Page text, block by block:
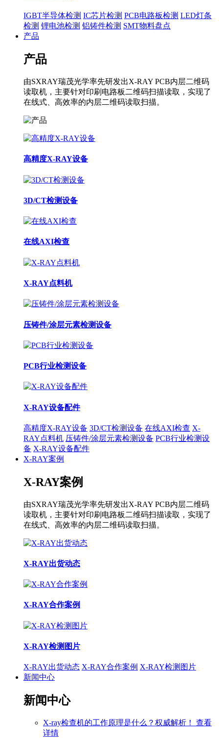
IGBT半导体检测 IC芯片检测 PCB电路板检测 LED灯条
检测 锂电池检测 铝铸件检测 SMT物料盘点
产品
产品
由SXRAY瑞茂光学率先研发出X-RAY PCB内层二维码
读取机，主要针对印刷电路板二维码扫描读取，实现了
在线式、高效率的内层二维码读取扫描。
高精度X-RAY设备
3D/CT检测设备
在线AXI检查
X-RAY点料机
压铸件/涂层元素检测设备
PCB行业检测设备
X-RAY设备配件
高精度X-RAY设备 3D/CT检测设备 在线AXI检查 X-
RAY点料机 压铸件/涂层元素检测设备 PCB行业检测设
备 X-RAY设备配件
X-RAY案例
X-RAY案例
由SXRAY瑞茂光学率先研发出X-RAY PCB内层二维码
读取机，主要针对印刷电路板二维码扫描读取，实现了
在线式、高效率的内层二维码读取扫描。
X-RAY出货动态
X-RAY合作案例
X-RAY检测图片
X-RAY出货动态 X-RAY合作案例 X-RAY检测图片
新闻中心
新闻中心
X-ray检查机的工作原理是什么？权威解析！ 查看
详情